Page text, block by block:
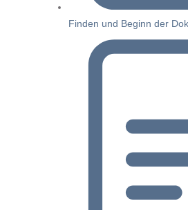
Finden und Beginn der